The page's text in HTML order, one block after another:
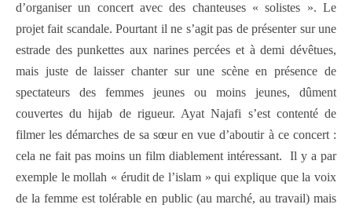
d’organiser un concert avec des chanteuses « solistes ». Le
projet fait scandale. Pourtant il ne s’agit pas de présenter sur une
estrade des punkettes aux narines percées et à demi dévêtues,
mais juste de laisser chanter sur une scène en présence de
spectateurs des femmes jeunes ou moins jeunes, dûment
couvertes du hijab de rigueur. Ayat Najafi s’est contenté de
filmer les démarches de sa sœur en vue d’aboutir à ce concert :
cela ne fait pas moins un film diablement intéressant. Il y a par
exemple le mollah « érudit de l’islam » qui explique que la voix
de la femme est tolérable en public (au marché, au travail) mais